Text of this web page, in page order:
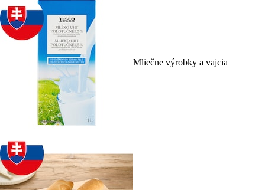
Mliečne výrobky a vajcia